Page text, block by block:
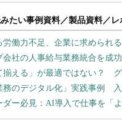
たい事例資料／製品資料／レ
労働力不足、企業に求められ
会社の人事給与業務統合を成
揃える」が最適ではない？
務のデジタル化」実践事例
ダー必見：AI導入で仕事を「